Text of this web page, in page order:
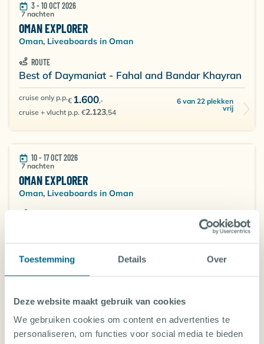
Toestemming Details Over
Deze website maakt gebruik van cookies
We gebruiken cookies om content en advertenties te
personaliseren, om functies voor social media te bieden
3 - 10 OCT 2026
7 nachten
OMAN EXPLORER
Oman, Liveaboards in Oman
ROUTE
Best of Daymaniat - Fahal and Bandar Khayran
cruise only p.p.€ 1.600,-
cruise + vlucht p.p. €2.123,54
6 van 22 plekken
vrij
10 - 17 OCT 2026
7 nachten
OMAN EXPLORER
Oman, Liveaboards in Oman
Best of Daymaniat - Fahal and Bandar Khayran
cruise + vlucht p.p. €
plekken vrij
7 nachten
OMAN EXPLORER